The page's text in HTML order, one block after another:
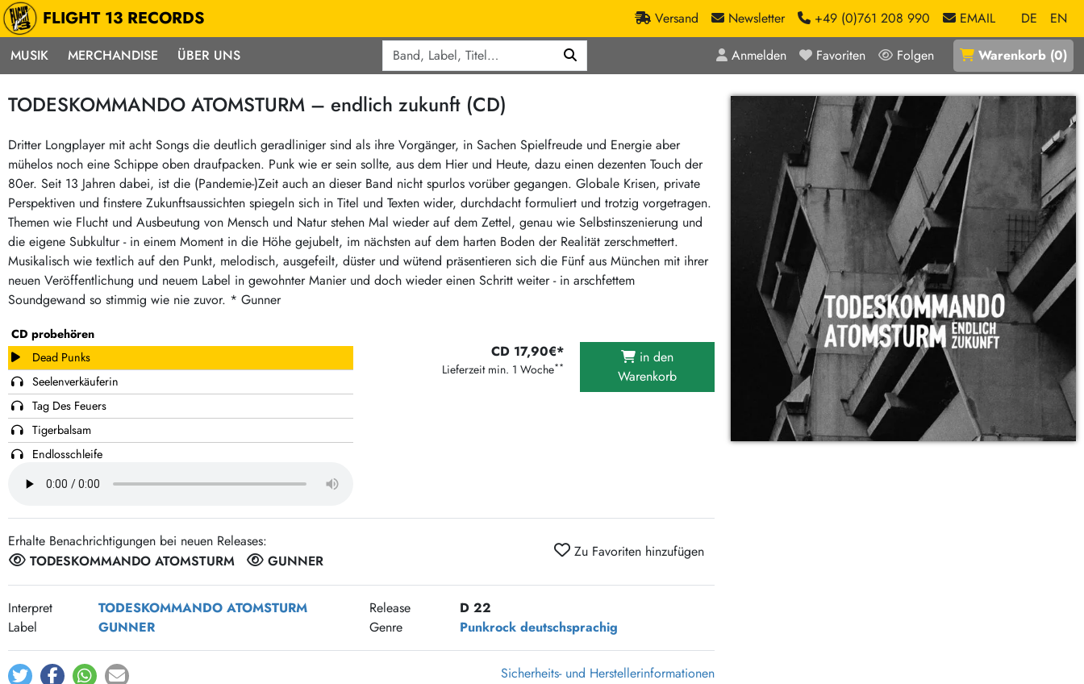
FLIGHT 13 RECORDS Versand Newsletter +49 (0)761 208 990 EMAIL DE
EN
MUSIK
Musik
Alle Neuheiten
Pre-Order
Highlights
Exklusiv & Limitiert
Neu auf Lager
Sonderangebote
Midprice
Mehr…
Soundtracks
LP Hüllen, Zubehör
Bücher, Fanzines etc.
Punk / HC
Hardcore
Emo
Postpunk / New Wave
Punkrock
60s / Garage
Beat / Surf
60s / Garage / R´n´R
Gitarre
Vintage-Rock / Metal
Post-Rock / Folk
Rock / Pop
Electronic
Neoklassik
Abstract / Ambient
Electronic Goods
Reggae/Ska
Soul / Exotica / Jazz
Ska
Hiphop
Aktionen
Staatsakt-Aktion
Crazysane Günstiger
Fuzzorama günstiger
Tapete Records günstiger
Sunny Sunny Bastards Summer 26
Warner Rockerwochen
Universal Vinyl Günstig
Music on Vinyl-Aktion
375 Aktion Vinyl Q3 2026
MERCHANDISE ÜBER UNS Anmelden Favoriten Folgen Warenkorb (0)
TODESKOMMANDO ATOMSTURM – endlich zukunft (CD)
Dritter Longplayer mit acht Songs die deutlich geradliniger sind als ihre Vorgänger, in Sachen Spielfreude und Energie aber
mühelos noch eine Schippe oben draufpacken. Punk wie er sein sollte, aus dem Hier und Heute, dazu einen dezenten Touch der
80er. Seit 13 Jahren dabei, ist die (Pandemie-)Zeit auch an dieser Band nicht spurlos vorüber gegangen. Globale Krisen, private
Perspektiven und finstere Zukunftsaussichten spiegeln sich in Titel und Texten wider, durchdacht formuliert und trotzig vorgetragen.
Themen wie Flucht und Ausbeutung von Mensch und Natur stehen Mal wieder auf dem Zettel, genau wie Selbstinszenierung und
die eigene Subkultur - in einem Moment in die Höhe gejubelt, im nächsten auf dem harten Boden der Realität zerschmettert.
Musikalisch wie textlich auf den Punkt, melodisch, ausgefeilt, düster und wütend präsentieren sich die Fünf aus München mit ihrer
neuen Veröffentlichung und neuem Label in gewohnter Manier und doch wieder einen Schritt weiter - in arschfettem
Soundgewand so stimmig wie nie zuvor. * Gunner
CD probehören
Dead Punks
Seelenverkäuferin
Tag Des Feuers
Tigerbalsam
Endlosschleife
Nein
CD 17,90€*
Lieferzeit min. 1 Woche**
in den
Warenkorb
Erhalte Benachrichtigungen bei neuen Releases:
TODESKOMMANDO ATOMSTURM
GUNNER
Zu Favoriten hinzufügen
Interpret TODESKOMMANDO ATOMSTURM Release
D 22
Label
GUNNER Genre Punkrock deutschsprachig
Sicherheits- und Herstellerinformationen